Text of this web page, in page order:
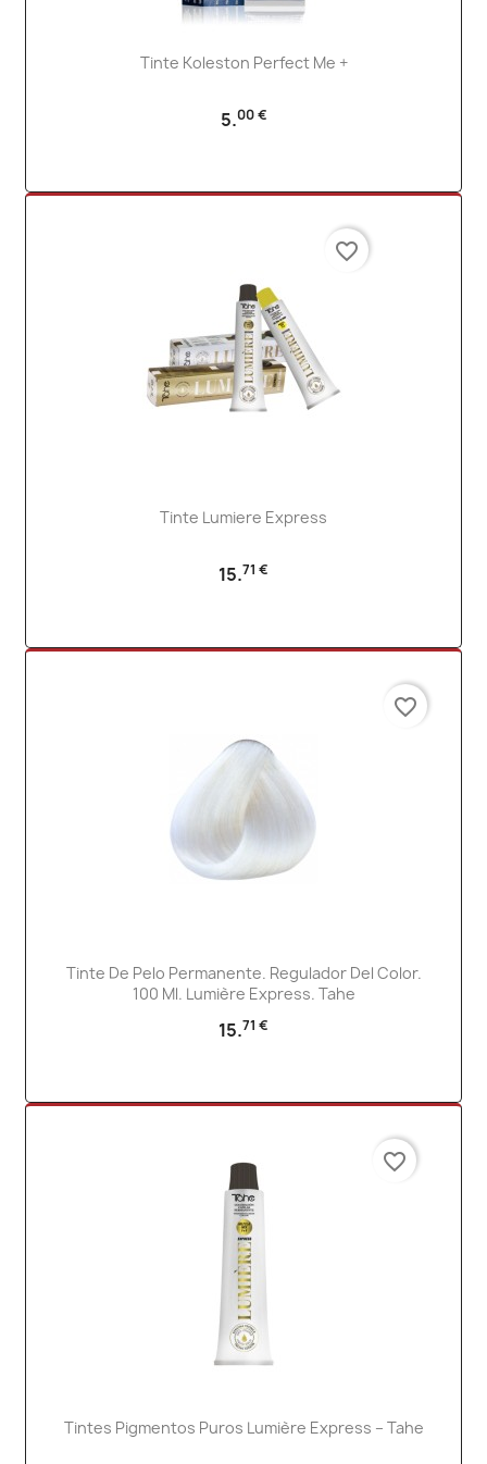
Tinte Koleston Perfect Me +
5.00 €
Tinte Lumiere Express
15.71 €
favorite_border
Tinte De Pelo Permanente. Regulador Del Color.
100 Ml. Lumière Express. Tahe
15.71 €
favorite_border
Tintes Pigmentos Puros Lumière Express – Tahe
favorite_border